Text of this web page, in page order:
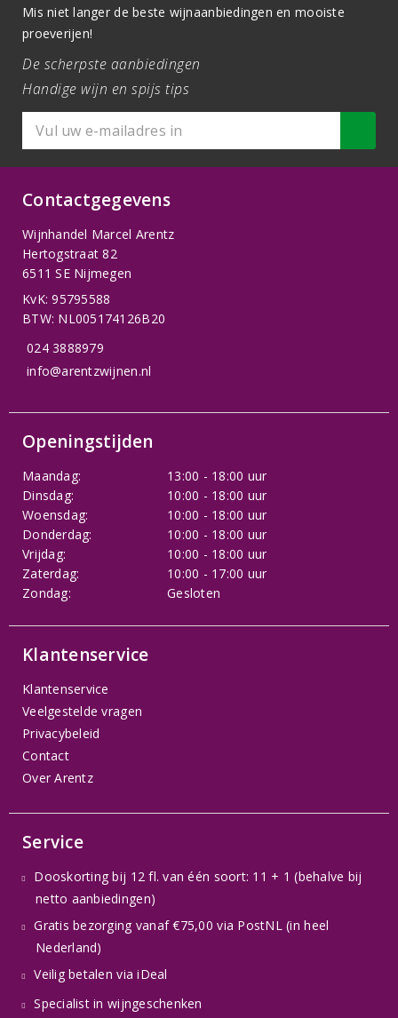
Mis niet langer de beste wijnaanbiedingen en mooiste
proeverijen!
De scherpste aanbiedingen
Handige wijn en spijs tips
Contactgegevens
Wijnhandel Marcel Arentz
Hertogstraat 82
6511 SE Nijmegen
KvK: 95795588
BTW: NL005174126B20
024 3888979
info@arentzwijnen.nl
Openingstijden
Maandag:
13:00 - 18:00 uur
Dinsdag:
10:00 - 18:00 uur
Woensdag:
10:00 - 18:00 uur
Donderdag:
10:00 - 18:00 uur
Vrijdag:
10:00 - 18:00 uur
Zaterdag:
10:00 - 17:00 uur
Zondag:
Gesloten
Klantenservice
Klantenservice
Veelgestelde vragen
Privacybeleid
Contact
Over Arentz
Service
Dooskorting bij 12 fl. van één soort: 11 + 1 (behalve bij
netto aanbiedingen)
Gratis bezorging vanaf €75,00 via PostNL (in heel
Nederland)
Veilig betalen via iDeal
Specialist in wijngeschenken